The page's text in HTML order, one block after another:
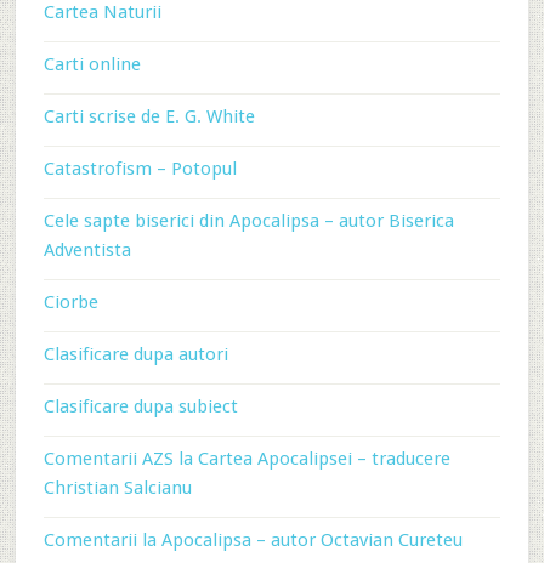
Cartea Naturii
Carti online
Carti scrise de E. G. White
Catastrofism – Potopul
Cele sapte biserici din Apocalipsa – autor Biserica
Adventista
Ciorbe
Clasificare dupa autori
Clasificare dupa subiect
Comentarii AZS la Cartea Apocalipsei – traducere
Christian Salcianu
Comentarii la Apocalipsa – autor Octavian Cureteu